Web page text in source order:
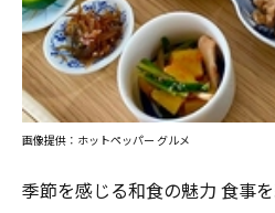
季節を感じる和食の魅力 食事
画像提供：ホットペッパー グルメ